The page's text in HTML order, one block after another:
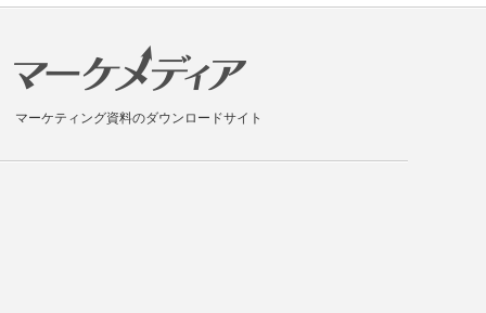
マーケティング資料のダウンロードサイト